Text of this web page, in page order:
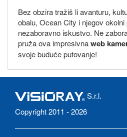
Bez obzira tražiš li avanturu,
obalu, Ocean City i njegov
nezaboravno iskustvo. Ne
pruža ova impresivnaweb
svoje buduće putovanje!
S.r.l.
Copyright 2011 - 2026